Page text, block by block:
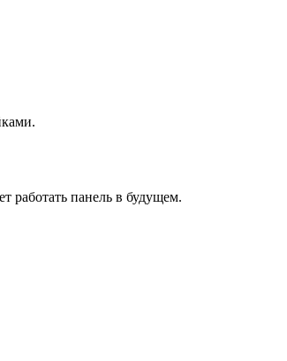
работать панель в будущем.